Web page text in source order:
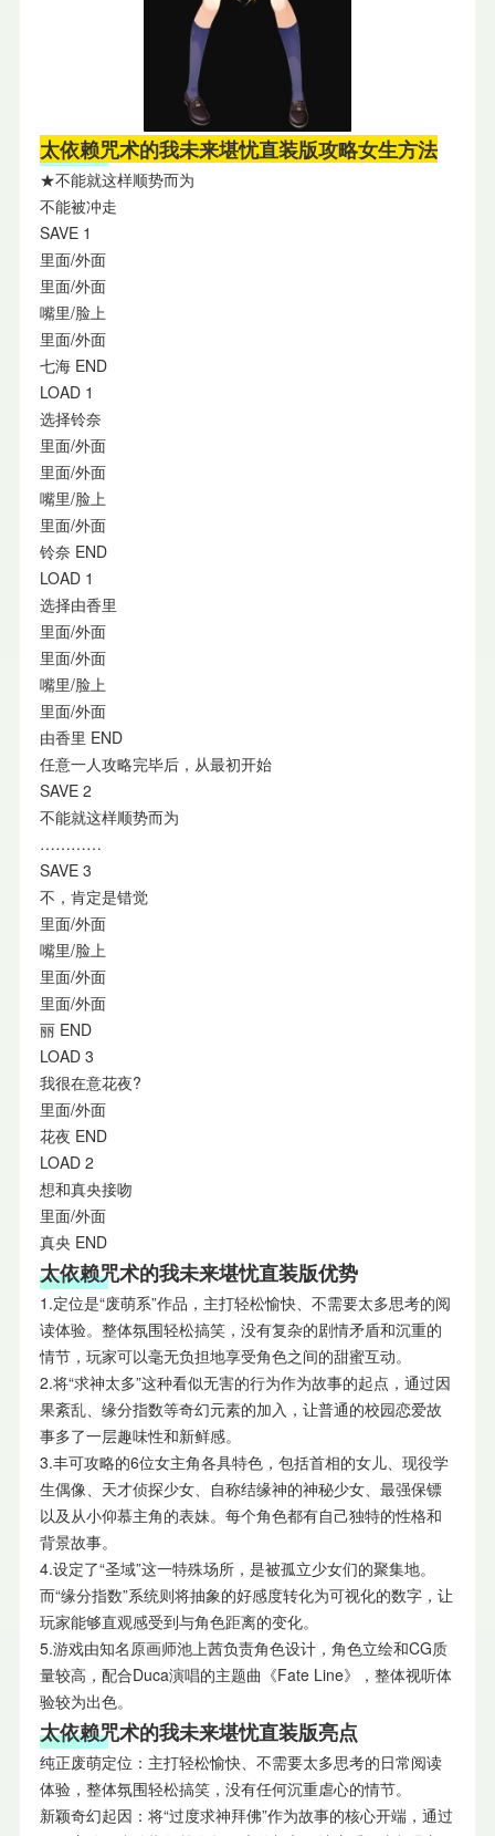
太依赖咒术的我未来堪忧直装版攻略女生方法
★不能就这样顺势而为
不能被冲走
SAVE 1
里面/外面
里面/外面
嘴里/脸上
里面/外面
七海 END
LOAD 1
选择铃奈
里面/外面
里面/外面
嘴里/脸上
里面/外面
铃奈 END
LOAD 1
选择由香里
里面/外面
里面/外面
嘴里/脸上
里面/外面
由香里 END
任意一人攻略完毕后，从最初开始
SAVE 2
不能就这样顺势而为
…………
SAVE 3
不，肯定是错觉
里面/外面
嘴里/脸上
里面/外面
里面/外面
丽 END
LOAD 3
我很在意花夜?
里面/外面
花夜 END
LOAD 2
想和真央接吻
里面/外面
真央 END
太依赖咒术的我未来堪忧直装版优势
1.定位是“废萌系”作品，主打轻松愉快、不需要太多思考的阅
读体验。整体氛围轻松搞笑，没有复杂的剧情矛盾和沉重的
情节，玩家可以毫无负担地享受角色之间的甜蜜互动。
2.将“求神太多”这种看似无害的行为作为故事的起点，通过因
果紊乱、缘分指数等奇幻元素的加入，让普通的校园恋爱故
事多了一层趣味性和新鲜感。
3.丰可攻略的6位女主角各具特色，包括首相的女儿、现役学
生偶像、天才侦探少女、自称结缘神的神秘少女、最强保镖
以及从小仰慕主角的表妹。每个角色都有自己独特的性格和
背景故事。
4.设定了“圣域”这一特殊场所，是被孤立少女们的聚集地。
而“缘分指数”系统则将抽象的好感度转化为可视化的数字，让
玩家能够直观感受到与角色距离的变化。
5.游戏由知名原画师池上茜负责角色设计，角色立绘和CG质
量较高，配合Duca演唱的主题曲《Fate Line》，整体视听体
验较为出色。
太依赖咒术的我未来堪忧直装版亮点
纯正废萌定位：主打轻松愉快、不需要太多思考的日常阅读
体验，整体氛围轻松搞笑，没有任何沉重虐心的情节。
新颖奇幻起因：将“过度求神拜佛”作为故事的核心开端，通过